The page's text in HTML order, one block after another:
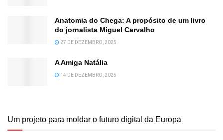
Anatomia do Chega: A propósito de um livro
do jornalista Miguel Carvalho
27 DE DEZEMBRO, 2025
A Amiga Natália
14 DE DEZEMBRO, 2025
Um projeto para moldar o futuro digital da Europa